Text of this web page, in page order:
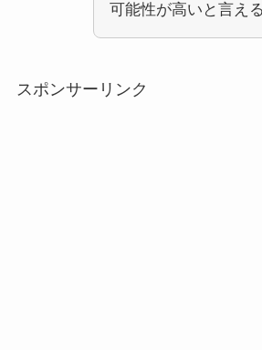
可能性が高いと言え
スポンサーリンク